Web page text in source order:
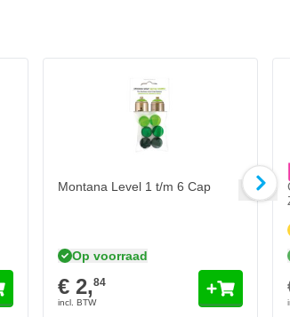
Montana Level 1 t/m 6 Cap
Op voorraad
€ 2,84